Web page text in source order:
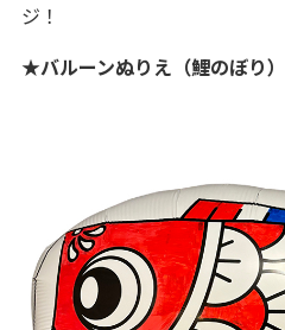
ジ！
★バルーンぬりえ（鯉のぼり）